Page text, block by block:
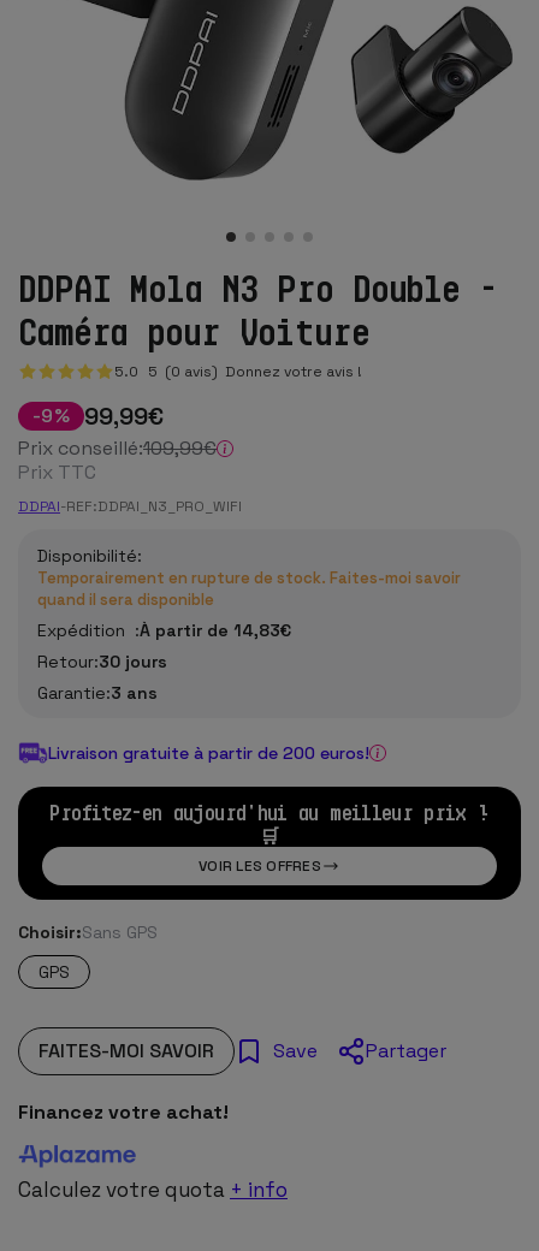
DDPAI Mola N3 Pro Double -
Caméra pour Voiture
5.0 5 (0 avis) Donnez votre avis !
-9% 99,99€
Prix conseillé:109,99€
Prix TTC
DDPAI-REF:DDPAI_N3_PRO_WIFI
Disponibilité:
Temporairement en rupture de stock. Faites-moi savoir
quand il sera disponible
Expédition :À partir de 14,83€
Retour:30 jours
Garantie:3 ans
Livraison gratuite à partir de 200 euros!
Profitez-en aujourd'hui au meilleur prix !
🛒
VOIR LES OFFRES
Choisir:Sans GPS
GPS
FAITES-MOI SAVOIR Save Partager
Financez votre achat!
Calculez votre quota + info